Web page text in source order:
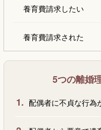
養育費請求したい
養育費請求された
5つの離婚
1. 配偶者に不貞な行為